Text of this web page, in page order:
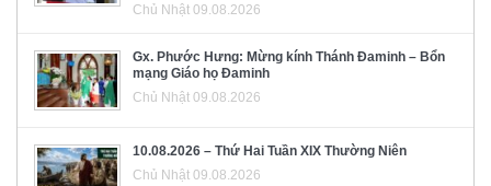
Chủ Nhật 09.08.2026
Gx. Phước Hưng: Mừng kính Thánh Đaminh – Bổn
mạng Giáo họ Đaminh
Chủ Nhật 09.08.2026
10.08.2026 – Thứ Hai Tuần XIX Thường Niên
Chủ Nhật 09.08.2026